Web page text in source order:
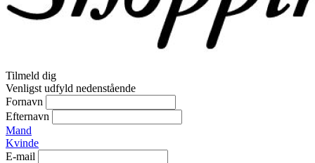
Tilmeld dig
Venligst udfyld nedenstående
Fornavn
Efternavn
Mand
Kvinde
E-mail